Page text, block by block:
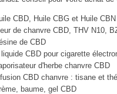
CBD, Huile CBG et Huile CBN
de chanvre CBD, THV N10,
de CBD
CBD pour cigarette
d'herbe chanvre CBD
CBD chanvre : tisane et thé
baume, gel CBD